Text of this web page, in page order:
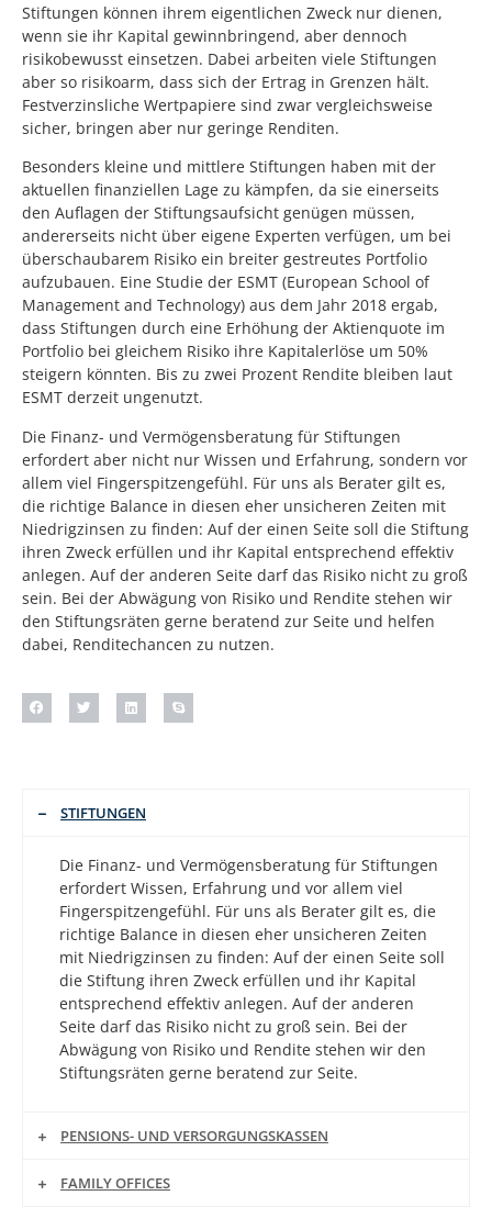
Stiftungen können ihrem eigentlichen Zweck nur dienen,
wenn sie ihr Kapital gewinnbringend, aber dennoch
risikobewusst einsetzen. Dabei arbeiten viele Stiftungen
aber so risikoarm, dass sich der Ertrag in Grenzen hält.
Festverzinsliche Wertpapiere sind zwar vergleichsweise
sicher, bringen aber nur geringe Renditen.
Besonders kleine und mittlere Stiftungen haben mit der
aktuellen finanziellen Lage zu kämpfen, da sie einerseits
den Auflagen der Stiftungsaufsicht genügen müssen,
andererseits nicht über eigene Experten verfügen, um bei
überschaubarem Risiko ein breiter gestreutes Portfolio
aufzubauen. Eine Studie der ESMT (European School of
Management and Technology) aus dem Jahr 2018 ergab,
dass Stiftungen durch eine Erhöhung der Aktienquote im
Portfolio bei gleichem Risiko ihre Kapitalerlöse um 50%
steigern könnten. Bis zu zwei Prozent Rendite bleiben laut
ESMT derzeit ungenutzt.
Die Finanz- und Vermögensberatung für Stiftungen
erfordert aber nicht nur Wissen und Erfahrung, sondern vor
allem viel Fingerspitzengefühl. Für uns als Berater gilt es,
die richtige Balance in diesen eher unsicheren Zeiten mit
Niedrigzinsen zu finden: Auf der einen Seite soll die Stiftung
ihren Zweck erfüllen und ihr Kapital entsprechend effektiv
anlegen. Auf der anderen Seite darf das Risiko nicht zu groß
sein. Bei der Abwägung von Risiko und Rendite stehen wir
den Stiftungsräten gerne beratend zur Seite und helfen
dabei, Renditechancen zu nutzen.
STIFTUNGEN
Die Finanz- und Vermögensberatung für Stiftungen
erfordert Wissen, Erfahrung und vor allem viel
Fingerspitzengefühl. Für uns als Berater gilt es, die
richtige Balance in diesen eher unsicheren Zeiten
mit Niedrigzinsen zu finden: Auf der einen Seite soll
die Stiftung ihren Zweck erfüllen und ihr Kapital
entsprechend effektiv anlegen. Auf der anderen
Seite darf das Risiko nicht zu groß sein. Bei der
Abwägung von Risiko und Rendite stehen wir den
Stiftungsräten gerne beratend zur Seite.
PENSIONS- UND VERSORGUNGSKASSEN
FAMILY OFFICES